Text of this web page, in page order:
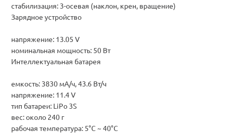
стабилизация: 3-осевая (наклон, крен, вращение)
Зарядное устройство
напряжение: 13.05 V
номинальная мощность: 50 Вт
Интеллектуальная батарея
емкость: 3830 мА/ч, 43.6 Вт/ч
напряжение: 11.4 V
тип батареи: LiPo 3S
вес: около 240 г
рабочая температура: 5°C ~ 40°C